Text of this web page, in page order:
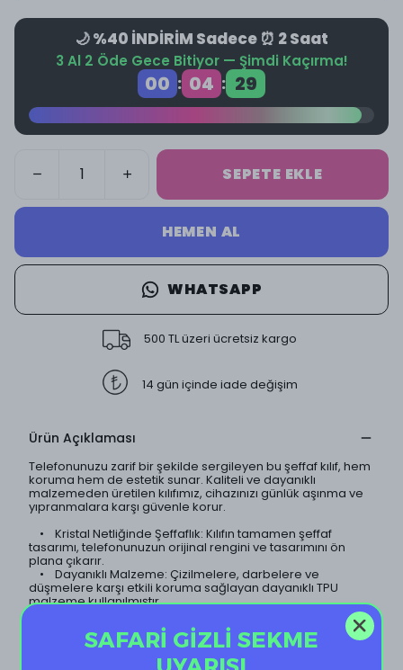
🌙 %40 İNDİRİM Sadece ⏰ 2 Saat
3 Al 2 Öde Gece Bitiyor — Şimdi Kaçırma!
00 : 04 : 28
SEPETE EKLE
HEMEN AL
WHATSAPP
500 TL üzeri ücretsiz kargo
14 gün içinde iade değişim
Ürün Açıklaması
Telefonunuzu zarif bir şekilde sergileyen bu şeffaf kılıf, hem
koruma hem de estetik sunar. Kaliteli ve dayanıklı
malzemeden üretilen kılıfımız, cihazınızı günlük aşınma ve
yıpranmalara karşı güvenle korur.
• Kristal Netliğinde Şeffaflık: Kılıfın tamamen şeffaf
tasarımı, telefonunuzun orijinal rengini ve tasarımını ön
plana çıkarır.
• Dayanıklı Malzeme: Çizilmelere, darbelere ve
düşmelere karşı etkili koruma sağlayan dayanıklı TPU
malzeme kullanılmıştır.
koruyan hafif tasarımı sayesinde, kılıf neredeyse
görünmezdir.
• Sararma Yapmaz: Özel kaplama teknolojisi sayesinde
SAFARİ GİZLİ SEKME